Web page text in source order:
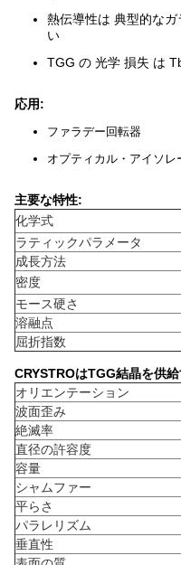
熱伝導性は 典型的な
い
TGG の 光学 損失 は
応用:
ファラデー回転器
オプティカル・アイソレ
主要な特性:
化学式
ラティックパラメータ
成長方法
密度
モース硬さ
溶融点
屈折指数
CRYSTROはTGG結晶を供
オリエンテーション
波面歪み
絶滅率
直径の許容度
容量
シャムファー
平らさ
パラレリズム
垂直性